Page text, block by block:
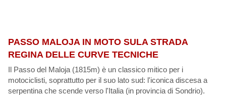
PASSO MALOJA IN MOTO SULA STRADA
REGINA DELLE CURVE TECNICHE
Il Passo del Maloja (1815m) è un classico mitico per i
motociclisti, soprattutto per il suo lato sud: l'iconica discesa a
serpentina che scende verso l'Italia (in provincia di Sondrio).